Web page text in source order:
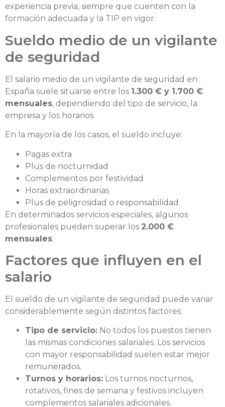
experiencia previa, siempre que cuenten con la
formación adecuada y la TIP en vigor.
Sueldo medio de un vigilante
de seguridad
El salario medio de un vigilante de seguridad en
España suele situarse entre los 1.300 € y 1.700 €
mensuales, dependiendo del tipo de servicio, la
empresa y los horarios.
En la mayoría de los casos, el sueldo incluye:
Pagas extra
Plus de nocturnidad
Complementos por festividad
Horas extraordinarias
Plus de peligrosidad o responsabilidad
En determinados servicios especiales, algunos
profesionales pueden superar los 2.000 €
mensuales.
Factores que influyen en el
salario
El sueldo de un vigilante de seguridad puede variar
considerablemente según distintos factores.
Tipo de servicio: No todos los puestos tienen
las mismas condiciones salariales. Los servicios
con mayor responsabilidad suelen estar mejor
remunerados.
Turnos y horarios: Los turnos nocturnos,
rotativos, fines de semana y festivos incluyen
complementos salariales adicionales.